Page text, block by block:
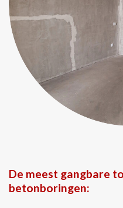
De meest gangbare
betonboringen: